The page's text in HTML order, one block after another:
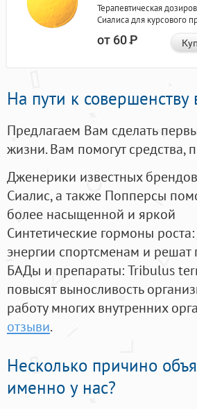
Терапевтическая
Сиалиса для курсового
от 60Р
На пути к совершенству
Предлагаем Вам сделать
жизни. Вам помогут средства,
Дженерики известных
Сиалис, а также Попперсы
более насыщенной и яркой
Синтетические гормоны роста
энергии спортсменам и
БАДы и препараты:Tribulus
повысят выносливость
работу многих внутренних
отзыви.
Несколько причино
именно у нас?